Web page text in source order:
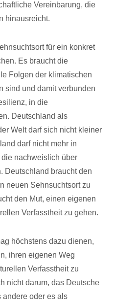
Vereinbarung, die
hinausreicht.
für ein konkret
Es braucht die
Folgen der klimatischen
sind und damit verbunden
in die
Deutschland als
Welt darf sich nicht kleiner
darf nicht mehr in
nachweislich über
Deutschland braucht den
neuen Sehnsuchtsort zu
den Mut, einen eigenen
Verfasstheit zu gehen.
höchstens dazu dienen,
ihren eigenen Weg
Verfasstheit zu
nicht darum, das Deutsche
andere oder es als